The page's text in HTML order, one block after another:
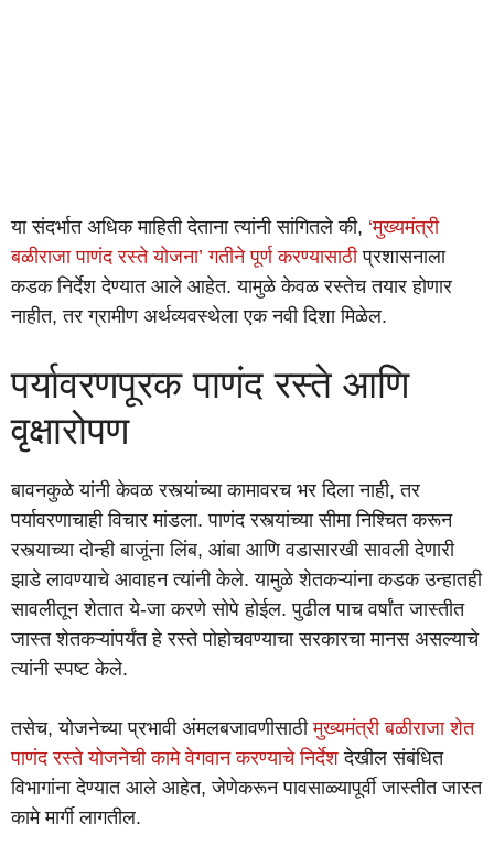
या संदर्भात अधिक माहिती देताना त्यांनी सांगितले की, ‘मुख्यमंत्री
बळीराजा पाणंद रस्ते योजना’ गतीने पूर्ण करण्यासाठीप्रशासनाला
कडक निर्देश देण्यात आले आहेत. यामुळे केवळ रस्तेच तयार होणार
नाहीत, तर ग्रामीण अर्थव्यवस्थेला एक नवी दिशा मिळेल.
पर्यावरणपूरक पाणंद रस्ते आणि
वृक्षारोपण
बावनकुळे यांनी केवळ रस्त्यांच्या कामावरच भर दिला नाही, तर
पर्यावरणाचाही विचार मांडला. पाणंद रस्त्यांच्या सीमा निश्चित करून
रस्त्याच्या दोन्ही बाजूंना लिंब, आंबा आणि वडासारखी सावली देणारी
झाडे लावण्याचे आवाहन त्यांनी केले. यामुळे शेतकऱ्यांना कडक उन्हातही
सावलीतून शेतात ये-जा करणे सोपे होईल. पुढील पाच वर्षांत जास्तीत
जास्त शेतकऱ्यांपर्यंत हे रस्ते पोहोचवण्याचा सरकारचा मानस असल्याचे
त्यांनी स्पष्ट केले.
तसेच, योजनेच्या प्रभावी अंमलबजावणीसाठीमुख्यमंत्री बळीराजा शेत
पाणंद रस्ते योजनेची कामे वेगवान करण्याचे निर्देश देखील संबंधित
विभागांना देण्यात आले आहेत, जेणेकरून पावसाळ्यापूर्वी जास्तीत जास्त
कामे मार्गी लागतील.